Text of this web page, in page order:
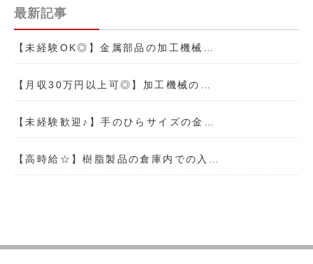
最新記事
【未経験OK◎】金属部品の加工機械…
【月収30万円以上可◎】加工機械の…
【未経験歓迎♪】手のひらサイズの金…
【高時給☆】樹脂製品の倉庫内での入…